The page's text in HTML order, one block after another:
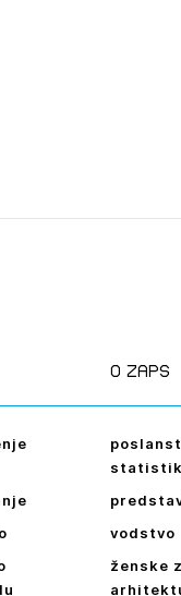
O zaps
vodstvo
ženske